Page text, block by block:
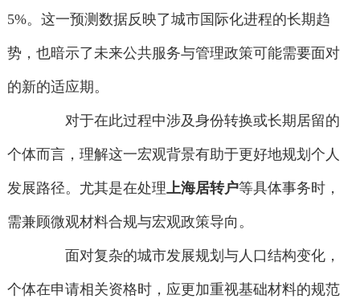
5%。这一预测数据反映了城市国际化进程的长期趋
势，也暗示了未来公共服务与管理政策可能需要面对
的新的适应期。
对于在此过程中涉及身份转换或长期居留的
个体而言，理解这一宏观背景有助于更好地规划个人
发展路径。尤其是在处理上海居转户等具体事务时，
需兼顾微观材料合规与宏观政策导向。
面对复杂的城市发展规划与人口结构变化，
个体在申请相关资格时，应更加重视基础材料的规范